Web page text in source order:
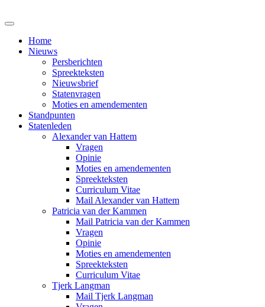
Home
Nieuws
Persberichten
Spreekteksten
Nieuwsbrief
Statenvragen
Moties en amendementen
Standpunten
Statenleden
Alexander van Hattem
Vragen
Opinie
Moties en amendementen
Spreekteksten
Curriculum Vitae
Mail Alexander van Hattem
Patricia van der Kammen
Mail Patricia van der Kammen
Vragen
Opinie
Moties en amendementen
Spreekteksten
Curriculum Vitae
Tjerk Langman
Mail Tjerk Langman